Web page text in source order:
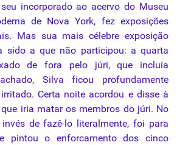
incorporado ao acervo do Museu
de Nova York, fez exposições
Mas sua mais célebre exposição
sido a que não participou: a quarta
de fora pelo júri, que incluía
Silva ficou profundamente
Certa noite acordou e disse à
iria matar os membros do júri. No
de fazê-lo literalmente, foi para
pintou o enforcamento dos cinco